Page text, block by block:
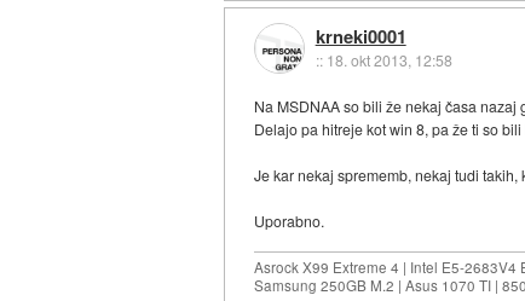
krneki0001
:: 18. okt 2013, 12:58
Na MSDNAA so bili že nekaj časa
Delajo pa hitreje kot win 8, pa že ti so bili
Je kar nekaj sprememb, nekaj tudi
Uporabno.
Asrock X99 Extreme 4 | Intel E5-2683V4
Samsung 250GB M.2 | Asus 1070 TI |